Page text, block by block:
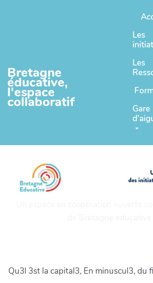
Bretagne
éducative,
l'espace
collaboratif
Les
Les
Gare
Qu3l 3st la capital3, En minuscul3, du